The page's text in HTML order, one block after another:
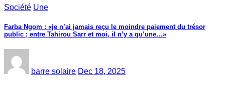
Société Une
Farba Ngom : «je n’ai jamais reçu le moindre paiement du trésor
public ; entre Tahirou Sarr et moi, il n’y a qu’une…»
barre solaire Dec 18, 2025